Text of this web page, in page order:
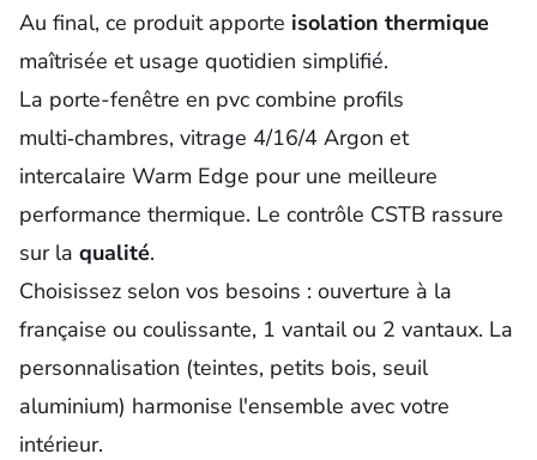
Au final, ce produit apporte isolation thermique
maîtrisée et usage quotidien simplifié.
La porte-fenêtre en pvc combine profils
multi‑chambres, vitrage 4/16/4 Argon et
intercalaire Warm Edge pour une meilleure
performance thermique. Le contrôle CSTB rassure
sur la qualité.
Choisissez selon vos besoins : ouverture à la
française ou coulissante, 1 vantail ou 2 vantaux. La
personnalisation (teintes, petits bois, seuil
aluminium) harmonise l'ensemble avec votre
intérieur.